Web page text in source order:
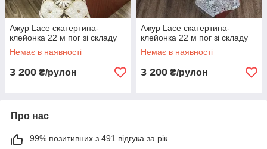
Ажур Lace скатертина-
клейонка 22 м пог зі складу
Немає в наявності
3 200 ₴/рулон
Ажур Lace скатертина-
клейонка 22 м пог зі складу
Немає в наявності
3 200 ₴/рулон
Про нас
99% позитивних з 491 відгука за рік